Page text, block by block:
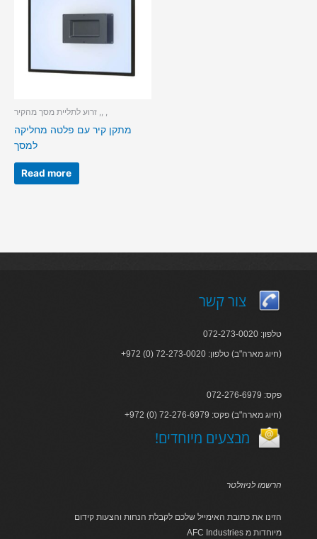
זרוע לתליית מסך מהקיר ,, ,
מתקן קיר עם פלטה מחליקה
למסך
Read more
צור קשר
טלפון: 072-273-0020
+972 (0) 72-273-0020 :חיוג מארה"ב) טלפון)
פקס: 072-276-6979
+972 (0) 72-276-6979 :חיוג מארה"ב) פקס)
!מבצעים מיוחדים
הרשמו לניוזלטר
הזינו את כתובת האימייל שלכם לקבלת הנחות והצעות קידום
AFC Industries מיוחדות מ